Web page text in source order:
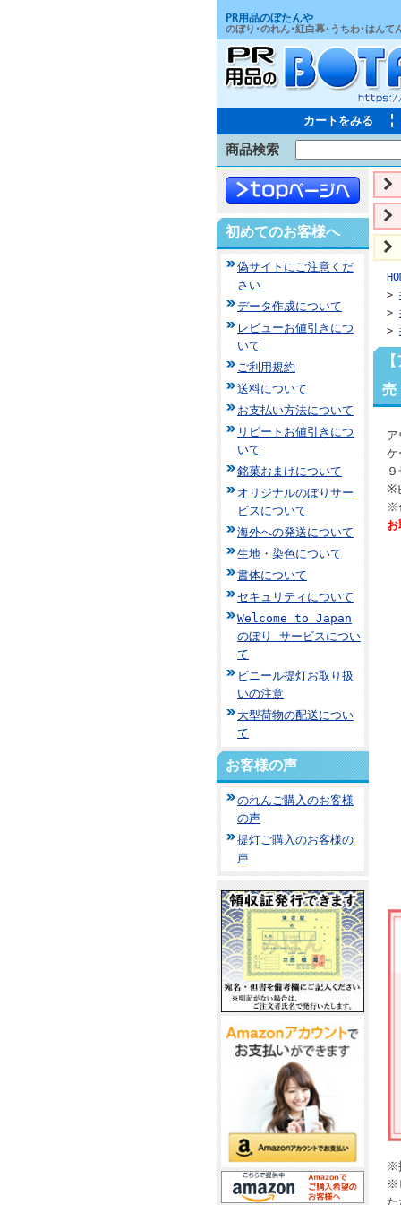
PR用品のぼたんや
のぼり･のれん･紅白幕･うちわ･はんて
カートをみる
商品検索
初めてのお客様へ
偽サイトにご注意くだ
さい
データ作成について
レビューお値引きにつ
いて
ご利用規約
送料について
お支払い方法について
リピートお値引きにつ
いて
銘菓おまけについて
オリジナルのぼりサー
ビスについて
海外への発送について
生地・染色について
書体について
セキュリティについて
Welcome to Japan
のぼり サービスについ
て
ビニール提灯お取り扱
いの注意
大型荷物の配送につい
て
お客様の声
のれんご購入のお客様
の声
提灯ご購入のお客様の
声
>
>
>
ケ
※
※
※
※